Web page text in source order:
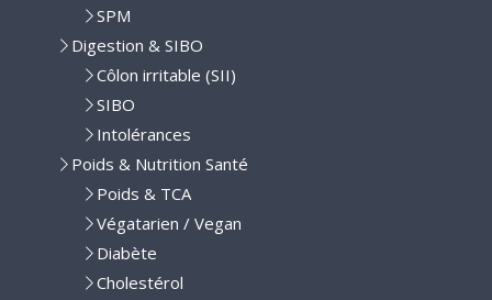
SPM
Digestion & SIBO
Côlon irritable (SII)
SIBO
Intolérances
Poids & Nutrition Santé
Poids & TCA
Végatarien / Vegan
Diabète
Cholestérol